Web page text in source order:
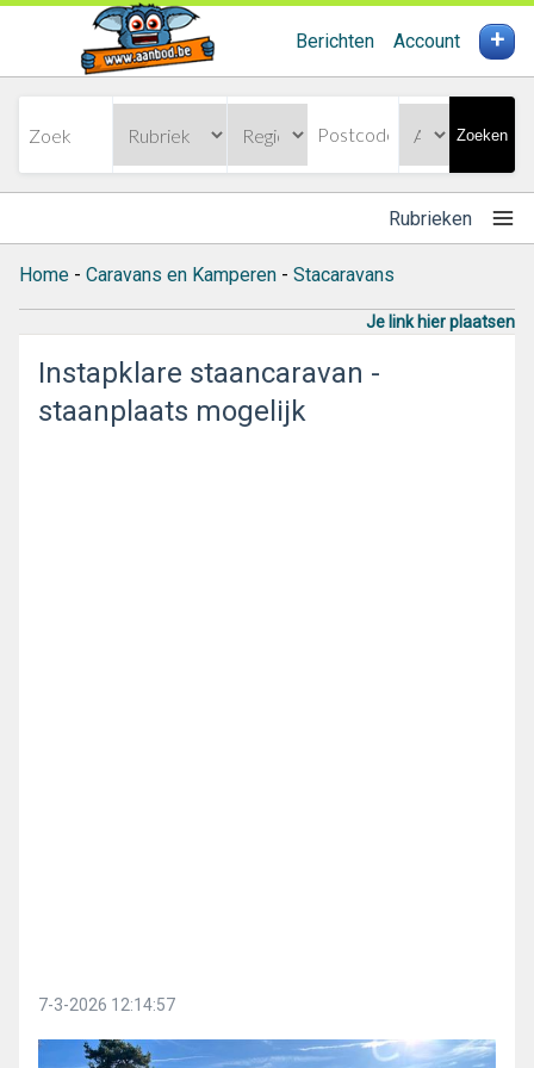
Berichten Account +
Zoeken
Rubrieken
Home - Caravans en Kamperen - Stacaravans
Je link hier plaatsen
Instapklare staancaravan -
staanplaats mogelijk
7-3-2026 12:14:57